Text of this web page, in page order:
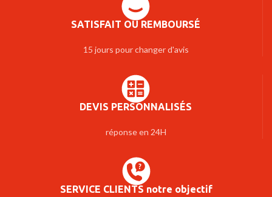
SATISFAIT OU REMBOURSÉ
15 jours pour changer d'avis
DEVIS PERSONNALISÉS
réponse en 24H
SERVICE CLIENTS notre objectif